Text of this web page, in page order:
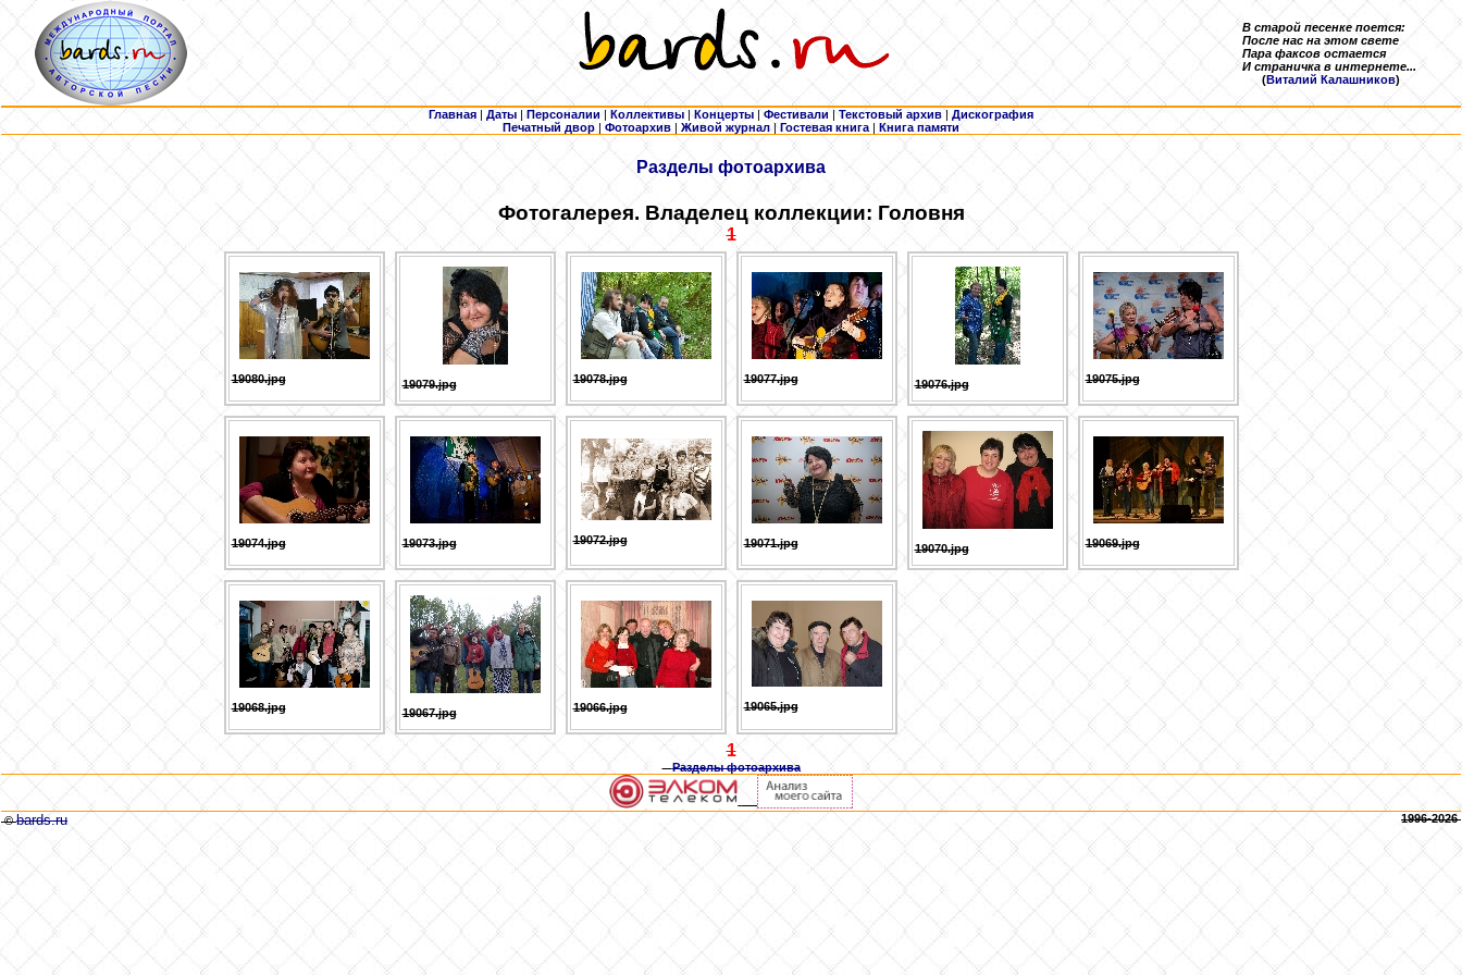
В старой песенке поется:
После нас на этом свете
Пара факсов остается
И страничка в интернете...
(Виталий Калашников)
Главная | Даты | Персоналии | Коллективы | Концерты | Фестивали | Текстовый архив | Дискография
Печатный двор | Фотоархив | Живой журнал |Гостевая книга | Книга памяти
Разделы фотоархива
Фотогалерея. Владелец коллекции: Головня
1
19080.jpg 19079.jpg 19078.jpg 19077.jpg 19076.jpg 19075.jpg
19074.jpg 19073.jpg 19072.jpg 19071.jpg 19070.jpg 19069.jpg
19068.jpg 19067.jpg 19066.jpg 19065.jpg
1
Разделы фотоархива
©bards.ru 1996-2026